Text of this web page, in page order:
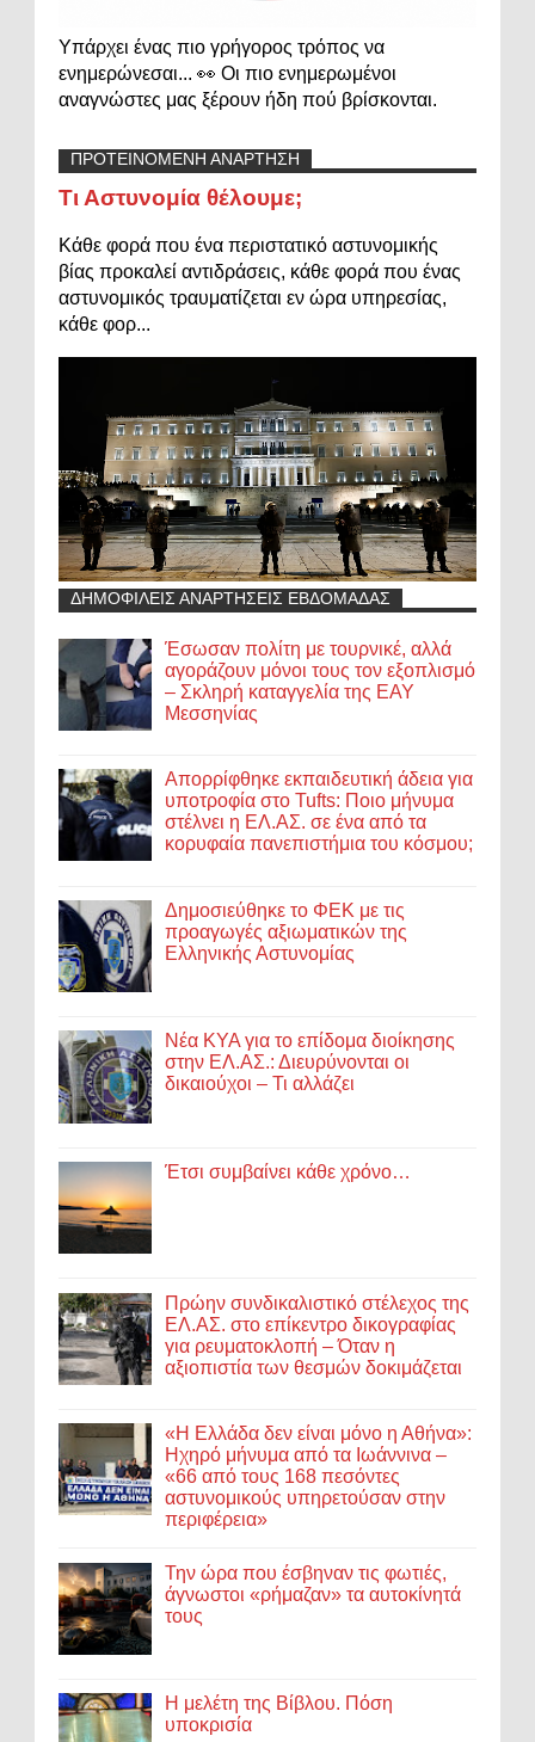
Υπάρχει ένας πιο γρήγορος τρόπος να
ενημερώνεσαι... 👀 Οι πιο ενημερωμένοι
αναγνώστες μας ξέρουν ήδη πού βρίσκονται.
ΠΡΟΤΕΙΝΟΜΕΝΗ ΑΝΑΡΤΗΣΗ
Τι Αστυνομία θέλουμε;
Κάθε φορά που ένα περιστατικό αστυνομικής
βίας προκαλεί αντιδράσεις, κάθε φορά που ένας
αστυνομικός τραυματίζεται εν ώρα υπηρεσίας,
κάθε φορ...
ΔΗΜΟΦΙΛΕΙΣ ΑΝΑΡΤΗΣΕΙΣ ΕΒΔΟΜΑΔΑΣ
Έσωσαν πολίτη με τουρνικέ, αλλά
αγοράζουν μόνοι τους τον εξοπλισμό
– Σκληρή καταγγελία της ΕΑΥ
Μεσσηνίας
Απορρίφθηκε εκπαιδευτική άδεια για
υποτροφία στο Tufts: Ποιο μήνυμα
στέλνει η ΕΛ.ΑΣ. σε ένα από τα
κορυφαία πανεπιστήμια του κόσμου;
Δημοσιεύθηκε το ΦΕΚ με τις
προαγωγές αξιωματικών της
Ελληνικής Αστυνομίας
Νέα ΚΥΑ για το επίδομα διοίκησης
στην ΕΛ.ΑΣ.: Διευρύνονται οι
δικαιούχοι – Τι αλλάζει
Έτσι συμβαίνει κάθε χρόνο…
Πρώην συνδικαλιστικό στέλεχος της
ΕΛ.ΑΣ. στο επίκεντρο δικογραφίας
για ρευματοκλοπή – Όταν η
αξιοπιστία των θεσμών δοκιμάζεται
«Η Ελλάδα δεν είναι μόνο η Αθήνα»:
Ηχηρό μήνυμα από τα Ιωάννινα –
«66 από τους 168 πεσόντες
αστυνομικούς υπηρετούσαν στην
περιφέρεια»
Την ώρα που έσβηναν τις φωτιές,
άγνωστοι «ρήμαζαν» τα αυτοκίνητά
τους
Η μελέτη της Βίβλου. Πόση
υποκρισία